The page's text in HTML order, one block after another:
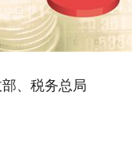
、税务总局